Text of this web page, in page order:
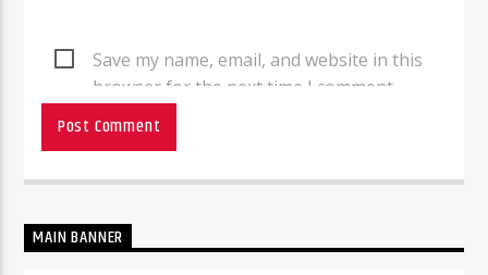
Save my name, email, and website in this
browser for the next time I comment.
MAIN BANNER